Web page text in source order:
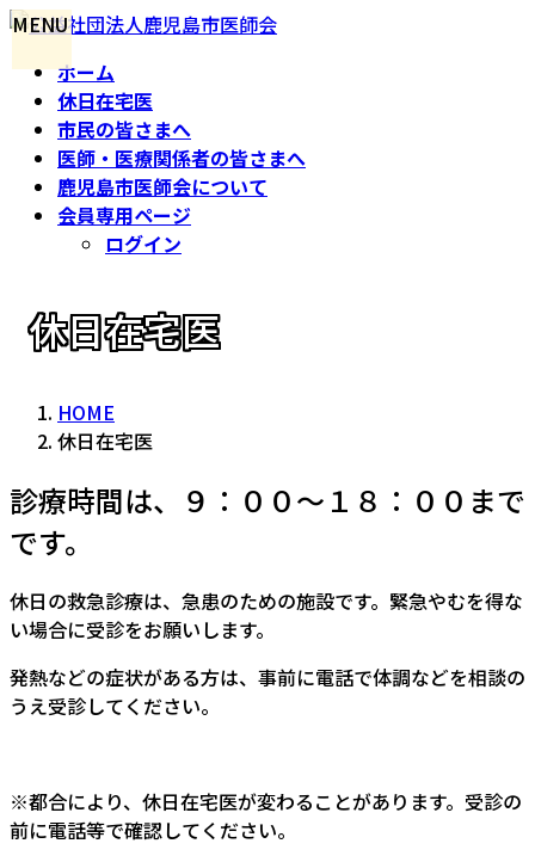
コ
ナ
ホーム
休日在宅医
市民の皆さまへ
医師・医療関係者の皆さまへ
鹿児島市医師会について
会員専用ページ
ログイン
休日在宅医
HOME
休日在宅医
診療時間は、９：００～１８：００まで
です。
休日の救急診療は、急患のための施設です。緊急やむを得な
い場合に受診をお願いします。
発熱などの症状がある方は、事前に電話で体調などを相談の
うえ受診してください。
※都合により、休日在宅医が変わることがあります。受診の
前に電話等で確認してください。
MENU